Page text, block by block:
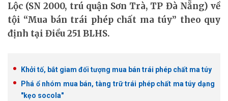
Lộc (SN 2000, trú quận Sơn Trà, TP Đà Nẵng) về
tội “Mua bán trái phép chất ma túy” theo quy
định tại Điều 251 BLHS.
Khởi tố, bắt giam đối tượng mua bán trái phép chất ma túy
Phá ổ nhóm mua bán, tàng trữ trái phép chất ma túy dạng
"kẹo socola"